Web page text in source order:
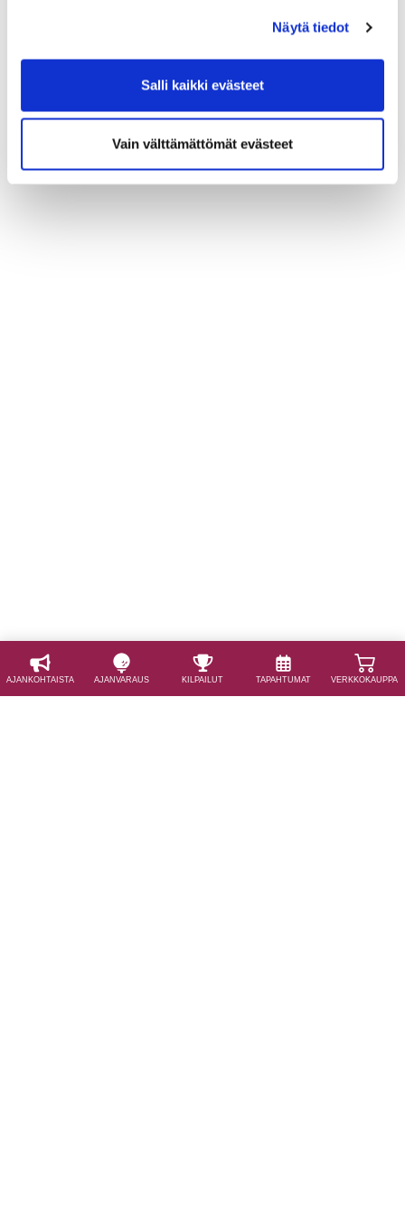
Näytä tiedot
Salli kaikki evästeet
Vain välttämättömät evästeet
AJAN­KOHTAISTA AJAN­VARAUS KILPAILUT TAPAHTUMAT VERKKOKAUPPA